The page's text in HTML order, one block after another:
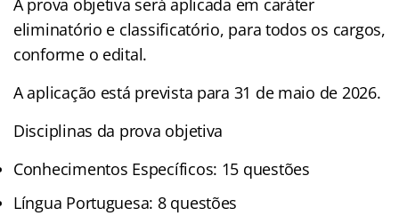
A prova objetiva será aplicada em caráter
eliminatório e classificatório, para todos os cargos,
conforme o edital.
A aplicação está prevista para 31 de maio de 2026.
Disciplinas da prova objetiva
Conhecimentos Específicos: 15 questões
Língua Portuguesa: 8 questões